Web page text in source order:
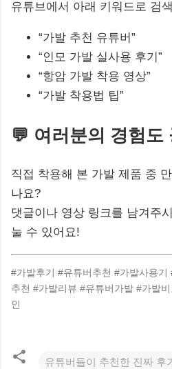
유튜브에서 아래 키워드로 검
“가발 추천 유튜버”
“인모 가발 실사용 후기”
“항암 가발 착용 영상”
“가발 착용법 팁”
💬 여러분의 경험도
직접 착용해 본 가발 제품 중
나요?
댓글이나 영상 링크를 남겨주
눌 수 있어요!
#가발후기 #유튜버추천 #가발사용
추천 #가발리뷰 #유튜버가발 #가발
인
유튜버들이 추천한 진짜 후